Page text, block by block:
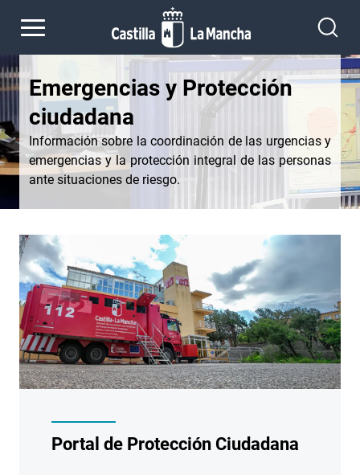
Emergencias y Protección
ciudadana
Información sobre la coordinación de las urgencias y
emergencias y la protección integral de las personas
ante situaciones de riesgo.
Portal de Protección Ciudadana